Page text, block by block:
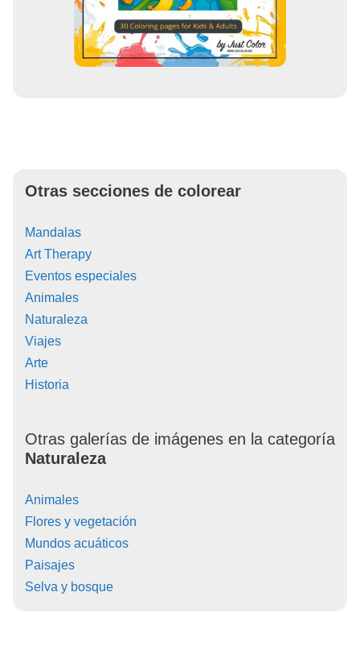
Otras secciones de colorear
Mandalas
Art Therapy
Eventos especiales
Animales
Naturaleza
Viajes
Arte
Historia
Otras galerías de imágenes en la categoría
Naturaleza
Animales
Flores y vegetación
Mundos acuáticos
Paisajes
Selva y bosque